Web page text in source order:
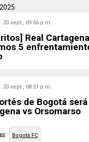
20 sept., 09:56 p.m.
Real
5
20 sept., 08:21 p.m.
de Bogotá
vs Orsomarso
Bogotá FC